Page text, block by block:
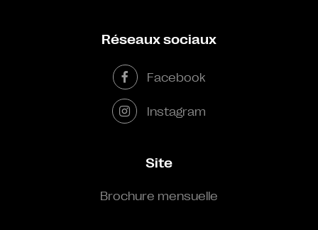
Réseaux sociaux
Facebook
Instagram
Site
Brochure mensuelle